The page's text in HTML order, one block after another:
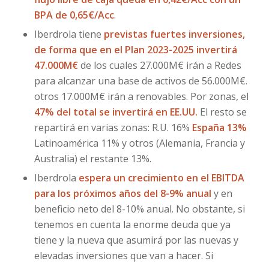
BPA de 0,65€/Acc.
Iberdrola tiene previstas fuertes inversiones,
de forma que en el Plan 2023-2025 invertirá
47.000M€de los cuales 27.000M€ irán a Redes
para alcanzar una base de activos de 56.000M€.
otros 17.000M€ irán a renovables. Por zonas, el
47% del total se invertirá en EE.UU. El resto se
repartirá en varias zonas: R.U. 16% España 13%
Latinoamérica 11% y otros (Alemania, Francia y
Australia) el restante 13%.
Iberdrola espera un crecimiento en el EBITDA
para los próximos años del 8-9% anual y en
beneficio neto del 8-10% anual. No obstante, si
tenemos en cuenta la enorme deuda que ya
tiene y la nueva que asumirá por las nuevas y
elevadas inversiones que van a hacer. Si